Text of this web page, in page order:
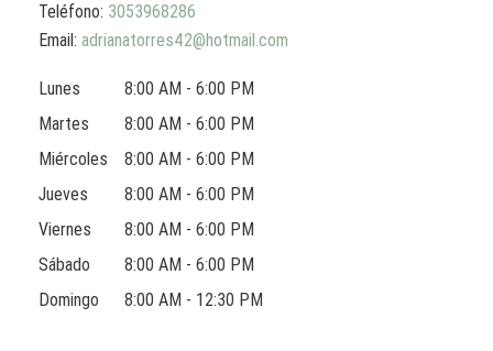
Teléfono: 3053968286
Email: adrianatorres42@hotmail.com
Lunes
8:00 AM - 6:00 PM
Martes
8:00 AM - 6:00 PM
Miércoles
8:00 AM - 6:00 PM
Jueves
8:00 AM - 6:00 PM
Viernes
8:00 AM - 6:00 PM
Sábado
8:00 AM - 6:00 PM
Domingo
8:00 AM - 12:30 PM